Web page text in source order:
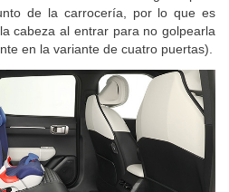
coche describe una ligera pero
de la carrocería, por lo que es
cabeza al entrar para no golpearla